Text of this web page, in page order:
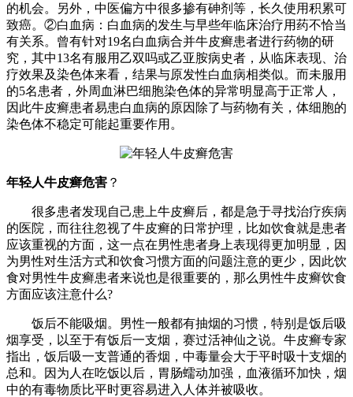
的机会。另外，中医偏方中很多掺有砷剂等，长久使用积累可
致癌。②白血病：白血病的发生与早些年临床治疗用药不恰当
有关系。曾有针对19名白血病合并牛皮癣患者进行药物的研
究，其中13名有服用乙双吗或乙亚胺病史者，从临床表现、治
疗效果及染色体来看，结果与原发性白血病相类似。而未服用
的5名患者，外周血淋巴细胞染色体的异常明显高于正常人，
因此牛皮癣患者易患白血病的原因除了与药物有关，体细胞的
染色体不稳定可能起重要作用。
年轻人牛皮癣危害 ？
很多患者发现自己患上牛皮癣后，都是急于寻找治疗疾病
的医院，而往往忽视了牛皮癣的日常护理，比如饮食就是患者
应该重视的方面，这一点在男性患者身上表现得更加明显，因
为男性对生活方式和饮食习惯方面的问题注意的更少，因此饮
食对男性牛皮癣患者来说也是很重要的，那么男性牛皮癣饮食
方面应该注意什么?
饭后不能吸烟。男性一般都有抽烟的习惯，特别是饭后吸
烟享受，以至于有饭后一支烟，赛过活神仙之说。牛皮癣专家
指出，饭后吸一支普通的香烟，中毒量会大于平时吸十支烟的
总和。因为人在吃饭以后，胃肠蠕动加强，血液循环加快，烟
中的有毒物质比平时更容易进入人体并被吸收。